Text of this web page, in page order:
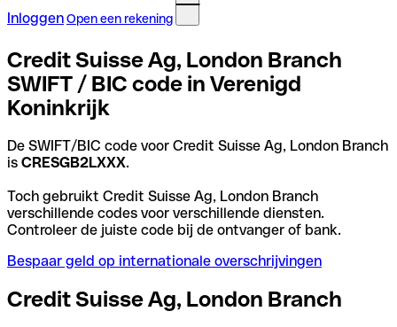
InloggenOpen een rekening
Credit Suisse Ag, London Branch
SWIFT / BIC code in Verenigd
Koninkrijk
De SWIFT/BIC code voor Credit Suisse Ag, London Branch
is CRESGB2LXXX.
Toch gebruikt Credit Suisse Ag, London Branch
verschillende codes voor verschillende diensten.
Controleer de juiste code bij de ontvanger of bank.
Bespaar geld op internationale overschrijvingen
Credit Suisse Ag, London Branch